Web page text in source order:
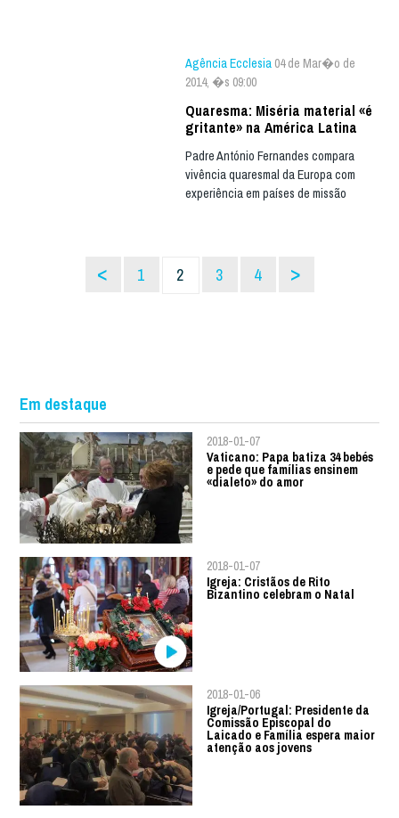
Agência Ecclesia 04 de Mar�o de
2014, �s 09:00
Quaresma: Miséria material «é
gritante» na América Latina
Padre António Fernandes compara
vivência quaresmal da Europa com
experiência em países de missão
< 1 2 3 4 >
Em destaque
2018-01-07
Vaticano: Papa batiza 34 bebés
e pede que famílias ensinem
«dialeto» do amor
2018-01-07
Igreja: Cristãos de Rito
Bizantino celebram o Natal
2018-01-06
Igreja/Portugal: Presidente da
Comissão Episcopal do
Laicado e Família espera maior
atenção aos jovens